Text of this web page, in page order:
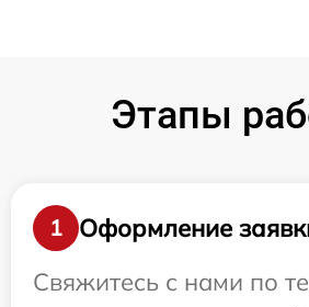
Этапы
1
Оформление
Свяжитесь с нами по